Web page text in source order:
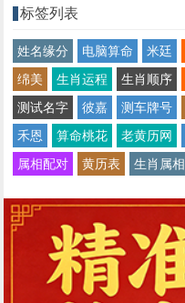
标签列表
姓名缘分 电脑算命 米廷
绵美
生肖运程 生肖顺序
测试名字
彼嘉 测车牌号
禾恩
算命桃花 老黄历网
属相配对
黄历表 生肖属相